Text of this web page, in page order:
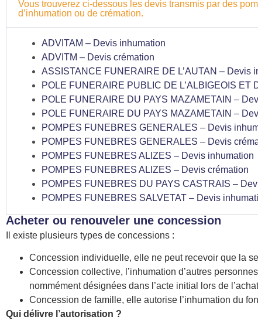
Vous trouverez ci-dessous les devis transmis par des
d’inhumation ou de crémation.
ADVITAM – Devis inhumation
ADVITM – Devis crémation
ASSISTANCE FUNERAIRE DE L’AUTAN – Devis
POLE FUNERAIRE PUBLIC DE L’ALBIGEOIS ET
POLE FUNERAIRE DU PAYS MAZAMETAIN –
POLE FUNERAIRE DU PAYS MAZAMETAIN –
POMPES FUNEBRES GENERALES – Devis
POMPES FUNEBRES GENERALES – Devis
POMPES FUNEBRES ALIZES – Devis inhumation
POMPES FUNEBRES ALIZES – Devis crémation
POMPES FUNEBRES DU PAYS CASTRAIS –
POMPES FUNEBRES SALVETAT – Devis
Acheter ou renouveler une concession
Il existe plusieurs types de concessions :
Concession individuelle, elle ne peut recevoir que la
Concession collective, l’inhumation d’autres
nommément désignées dans l’acte initial lors de
Concession de famille, elle autorise l’inhumation du
Qui délivre l’autorisation ?